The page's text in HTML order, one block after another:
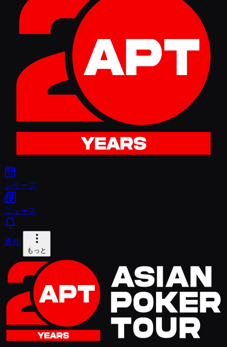
シリーズ
ニュース
通知
もっと